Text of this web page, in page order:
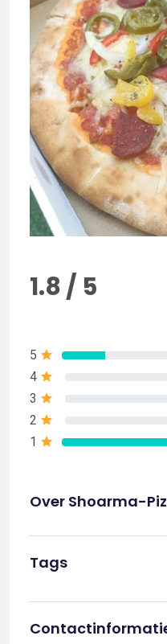
1.8 / 5
5
4
3
2
1
Over Shoarma-
Tags